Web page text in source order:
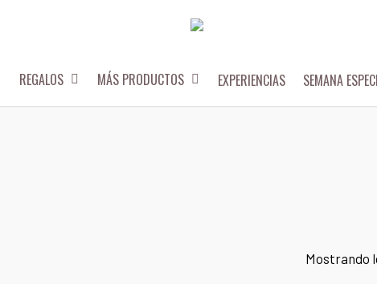
REGALOS MÁS PRODUCTOS EXPERIENCIAS SEMANA
Mostrando